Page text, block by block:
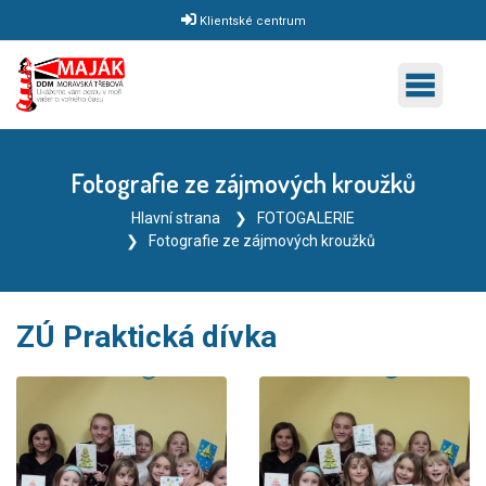
Klientské centrum
Fotografie ze zájmových kroužků
Hlavní strana
FOTOGALERIE
Fotografie ze zájmových kroužků
ZÚ Praktická dívka